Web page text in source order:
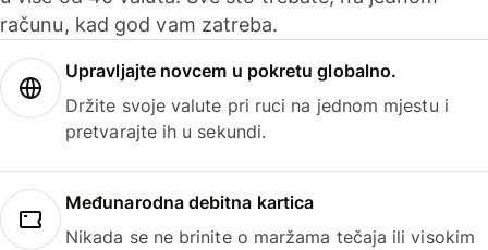
računu, kad god vam zatreba.
Upravljajte novcem u pokretu globalno.
Držite svoje valute pri ruci na jednom mjestu i
pretvarajte ih u sekundi.
Međunarodna debitna kartica
Nikada se ne brinite o maržama tečaja ili visokim